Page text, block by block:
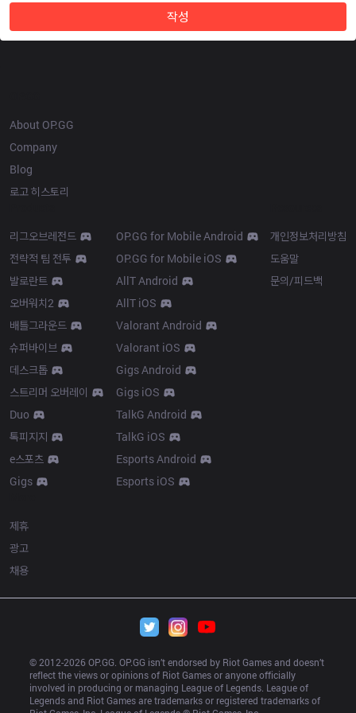
작성
About OP.GG
Company
Blog
로고 히스토리
리그오브레전드
전략적 팀 전투
발로란트
오버워치2
배틀그라운드
슈퍼바이브
데스크톱
스트리머 오버레이
Duo
톡피지지
e스포츠
Gigs
OP.GG for Mobile Android
OP.GG for Mobile iOS
AllT Android
AllT iOS
Valorant Android
Valorant iOS
Gigs Android
Gigs iOS
TalkG Android
TalkG iOS
Esports Android
Esports iOS
개인정보처리방침
도움말
문의/피드백
제휴
광고
채용
© 2012-2026 OP.GG. OP.GG isn’t endorsed by Riot Games and doesn’t
reflect the views or opinions of Riot Games or anyone officially
involved in producing or managing League of Legends. League of
Legends and Riot Games are trademarks or registered trademarks of